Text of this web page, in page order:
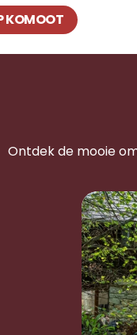
KOMOOT
Ontdek de mooie